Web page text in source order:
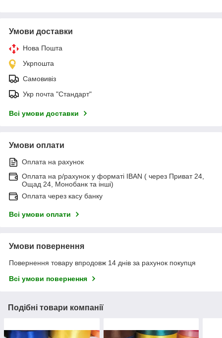
Умови доставки
Нова Пошта
Укрпошта
Самовивіз
Укр почта "Стандарт"
Всі умови доставки
Умови оплати
Оплата на рахунок
Оплата на р/рахунок у форматі IBAN ( через Приват 24,
Ощад 24, Монобанк та інші)
Оплата через касу банку
Всі умови оплати
Умови повернення
Повернення товару впродовж 14 днів за рахунок покупця
Всі умови повернення
Подібні товари компанії